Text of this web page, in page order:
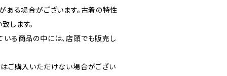
ある場合がございます。古着の特性
します。
いる商品の中には、店頭でも販売し
ご購入いただけない場合がござい